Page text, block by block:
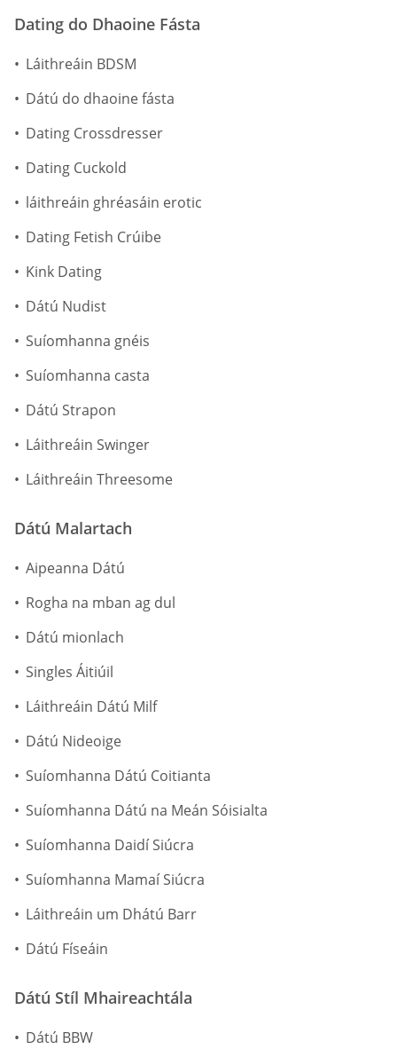
Dating do Dhaoine Fásta
Láithreáin BDSM
Dátú do dhaoine fásta
Dating Crossdresser
Dating Cuckold
láithreáin ghréasáin erotic
Dating Fetish Crúibe
Kink Dating
Dátú Nudist
Suíomhanna gnéis
Suíomhanna casta
Dátú Strapon
Láithreáin Swinger
Láithreáin Threesome
Dátú Malartach
Aipeanna Dátú
Rogha na mban ag dul
Dátú mionlach
Singles Áitiúil
Láithreáin Dátú Milf
Dátú Nideoige
Suíomhanna Dátú Coitianta
Suíomhanna Dátú na Meán Sóisialta
Suíomhanna Daidí Siúcra
Suíomhanna Mamaí Siúcra
Láithreáin um Dhátú Barr
Dátú Físeáin
Dátú Stíl Mhaireachtála
Dátú BBW